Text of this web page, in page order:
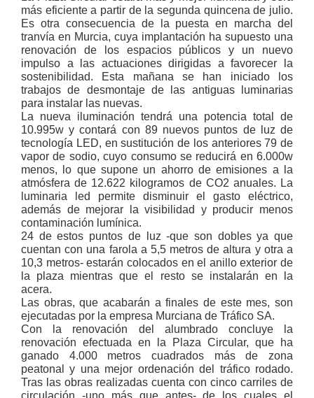
más eficiente a partir de la segunda quincena de julio.
Es otra consecuencia de la puesta en marcha del
tranvía en Murcia, cuya implantación ha supuesto una
renovación de los espacios públicos y un nuevo
impulso a las actuaciones dirigidas a favorecer la
sostenibilidad. Esta mañana se han iniciado los
trabajos de desmontaje de las antiguas luminarias
para instalar las nuevas.
La nueva iluminación tendrá una potencia total de
10.995w y contará con 89 nuevos puntos de luz de
tecnología LED, en sustitución de los anteriores 79 de
vapor de sodio, cuyo consumo se reducirá en 6.000w
menos, lo que supone un ahorro de emisiones a la
atmósfera de 12.622 kilogramos de CO2 anuales. La
luminaria led permite disminuir el gasto eléctrico,
además de mejorar la visibilidad y producir menos
contaminación lumínica.
24 de estos puntos de luz -que son dobles ya que
cuentan con una farola a 5,5 metros de altura y otra a
10,3 metros- estarán colocados en el anillo exterior de
la plaza mientras que el resto se instalarán en la
acera.
Las obras, que acabarán a finales de este mes, son
ejecutadas por la empresa Murciana de Tráfico SA.
Con la renovación del alumbrado concluye la
renovación efectuada en la Plaza Circular, que ha
ganado 4.000 metros cuadrados más de zona
peatonal y una mejor ordenación del tráfico rodado.
Tras las obras realizadas cuenta con cinco carriles de
circulación -uno más que antes- de los cuales el